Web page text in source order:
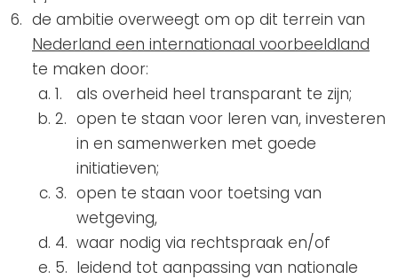
de ambitie overweegt om op dit terrein van
Nederland een internationaal voorbeeldland
te maken door:
als overheid heel transparant te zijn;
open te staan voor leren van, investeren
in en samenwerken met goede
initiatieven;
open te staan voor toetsing van
wetgeving,
waar nodig via rechtspraak en/of
leidend tot aanpassing van nationale